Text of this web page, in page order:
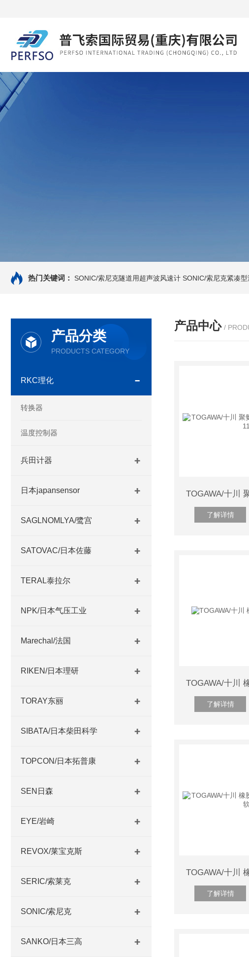
热门关键词： SONIC/索尼克隧道用超声波风速计 SONIC/索尼克紧凑
产品分类
PRODUCTS CATEGORY
RKC理化
转换器
温度控制器
兵田计器
日本japansensor
SAGLNOMLYA/鹭宫
SATOVAC/日本佐藤
TERAL泰拉尔
NPK/日本气压工业
Marechal/法国
RIKEN/日本理研
TORAY东丽
SIBATA/日本柴田科学
TOPCON/日本拓普康
SEN日森
EYE/岩崎
REVOX/莱宝克斯
SERIC/索莱克
SONIC/索尼克
SANKO/日本三高
产品中心 /
了解详情
了解详情
了解详情